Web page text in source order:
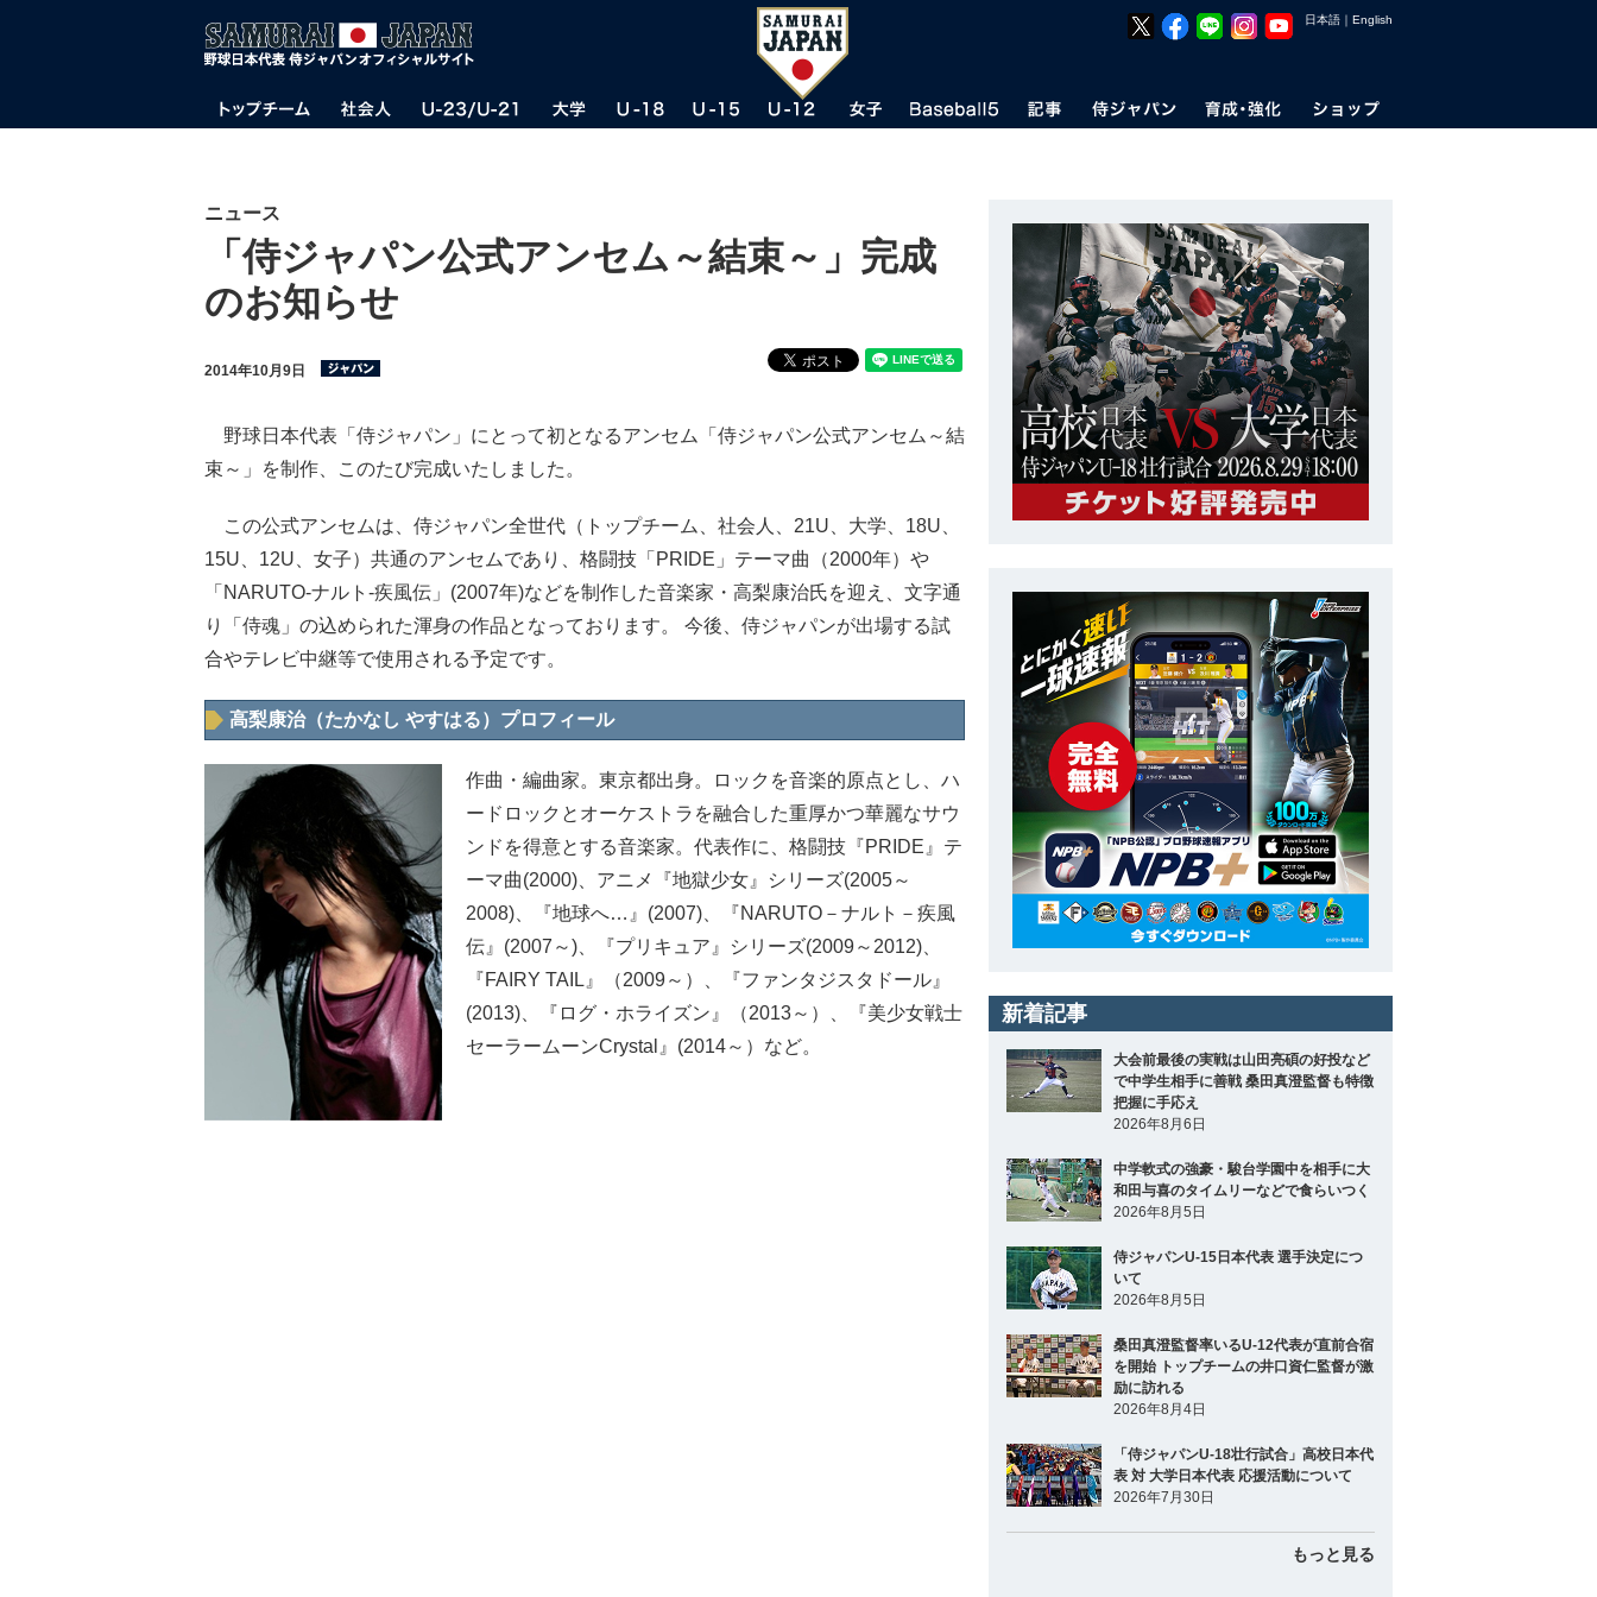
日本語 ｜ English
ニュース
「侍ジャパン公式アンセム～結束～」完成
のお知らせ
2014年10月9日
野球日本代表「侍ジャパン」にとって初となるアンセム「侍ジャパン公式アンセム～結
束～」を制作、このたび完成いたしました。
この公式アンセムは、侍ジャパン全世代（トップチーム、社会人、21U、大学、18U、
15U、12U、女子）共通のアンセムであり、格闘技「PRIDE」テーマ曲（2000年）や
「NARUTO-ナルト-疾風伝」(2007年)などを制作した音楽家・高梨康治氏を迎え、文字通
り「侍魂」の込められた渾身の作品となっております。 今後、侍ジャパンが出場する試
合やテレビ中継等で使用される予定です。
高梨康治（たかなし やすはる）プロフィール
作曲・編曲家。東京都出身。ロックを音楽的原点とし、ハ
ードロックとオーケストラを融合した重厚かつ華麗なサウ
ンドを得意とする音楽家。代表作に、格闘技『PRIDE』テ
ーマ曲(2000)、アニメ『地獄少女』シリーズ(2005～
2008)、『地球へ…』(2007)、『NARUTO－ナルト－疾風
伝』(2007～)、『プリキュア』シリーズ(2009～2012)、
『FAIRY TAIL』（2009～）、『ファンタジスタドール』
(2013)、『ログ・ホライズン』（2013～）、『美少女戦士
セーラームーンCrystal』(2014～）など。
新着記事
大会前最後の実戦は山田亮碩の好投など
で中学生相手に善戦 桑田真澄監督も特徴
把握に手応え
2026年8月6日
中学軟式の強豪・駿台学園中を相手に大
和田与喜のタイムリーなどで食らいつく
2026年8月5日
侍ジャパンU-15日本代表 選手決定につ
いて
2026年8月5日
桑田真澄監督率いるU-12代表が直前合宿
を開始 トップチームの井口資仁監督が激
励に訪れる
2026年8月4日
「侍ジャパンU-18壮行試合」高校日本代
表 対 大学日本代表 応援活動について
2026年7月30日
もっと見る